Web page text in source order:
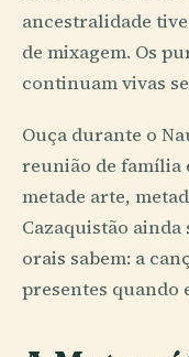
ancestralidade
de mixagem. Os
continuam vivas
Ouça durante o
reunião de família
metade arte,
Cazaquistão
orais sabem: a
presentes quando